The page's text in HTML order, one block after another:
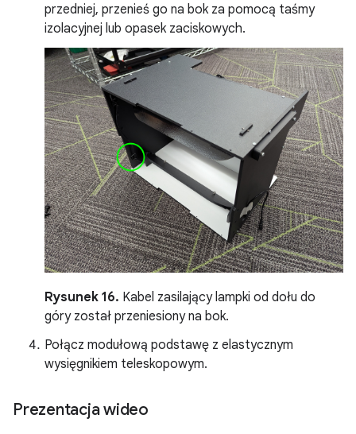
przedniej, przenieś go na bok za pomocą taśmy
izolacyjnej lub opasek zaciskowych.
Rysunek 16. Kabel zasilający lampki od dołu do
góry został przeniesiony na bok.
Połącz modułową podstawę z elastycznym
wysięgnikiem teleskopowym.
Prezentacja wideo